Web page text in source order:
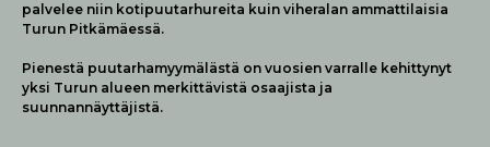
palvelee niin kotipuutarhureita kuin viheralan ammattilaisia
Turun Pitkämäessä.
Pienestä puutarhamyymälästä on vuosien varralle kehittynyt
yksi Turun alueen merkittävistä osaajista ja
suunnannäyttäjistä.